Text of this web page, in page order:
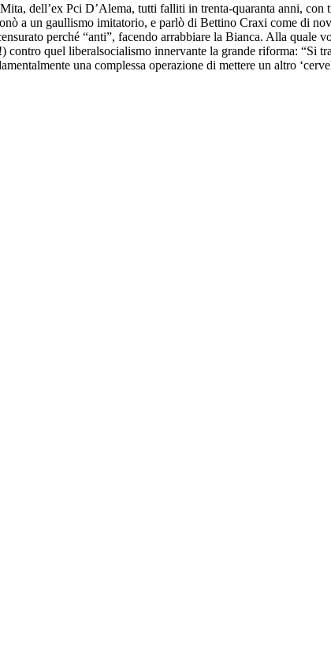
dell’ex Pci D’Alema, tutti falliti in trenta-quaranta anni, con
a un gaullismo imitatorio, e parlò di Bettino Craxi come di
perché “anti”, facendo arrabbiare la Bianca. Alla quale
quel liberalsocialismo innervante la grande riforma: “Si
una complessa operazione di mettere un altro